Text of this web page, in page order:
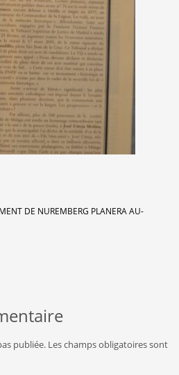
DE NUREMBERG PLANERA AU-
publiée. Les champs obligatoires sont